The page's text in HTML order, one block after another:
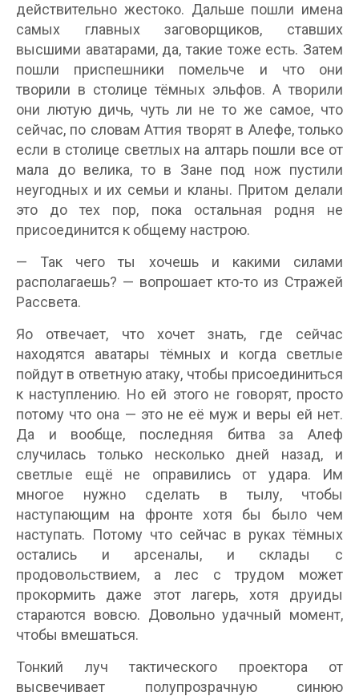
действительно жестоко. Дальше пошли имена
самых главных заговорщиков, ставших
высшими аватарами, да, такие тоже есть. Затем
пошли приспешники помельче и что они
творили в столице тёмных эльфов. А творили
они лютую дичь, чуть ли не то же самое, что
сейчас, по словам Аттия творят в Алефе, только
если в столице светлых на алтарь пошли все от
мала до велика, то в Зане под нож пустили
неугодных и их семьи и кланы. Притом делали
это до тех пор, пока остальная родня не
присоединится к общему настрою.
— Так чего ты хочешь и какими силами
располагаешь? — вопрошает кто-то из Стражей
Рассвета.
Яо отвечает, что хочет знать, где сейчас
находятся аватары тёмных и когда светлые
пойдут в ответную атаку, чтобы присоединиться
к наступлению. Но ей этого не говорят, просто
потому что она — это не её муж и веры ей нет.
Да и вообще, последняя битва за Алеф
случилась только несколько дней назад, и
светлые ещё не оправились от удара. Им
многое нужно сделать в тылу, чтобы
наступающим на фронте хотя бы было чем
наступать. Потому что сейчас в руках тёмных
остались и арсеналы, и склады с
продовольствием, а лес с трудом может
прокормить даже этот лагерь, хотя друиды
стараются вовсю. Довольно удачный момент,
чтобы вмешаться.
Тонкий луч тактического проектора от
высвечивает полупрозрачную синюю